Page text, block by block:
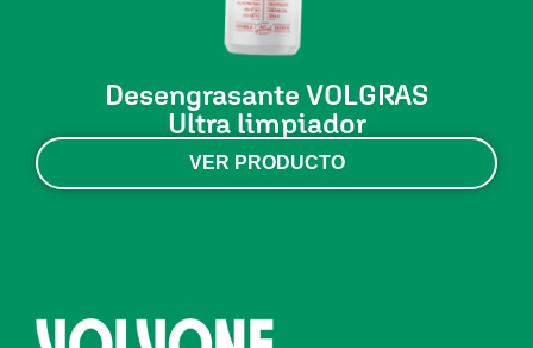
Desengrasante VOLGRAS
Ultra limpiador
VER PRODUCTO